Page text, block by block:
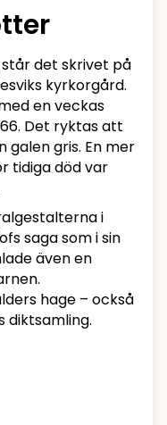
det skrivet på
kyrkorgård.
en veckas
Det ryktas att
galen gris. En mer
tidiga död var
i
saga som i sin
även en
hage – också
diktsamling.